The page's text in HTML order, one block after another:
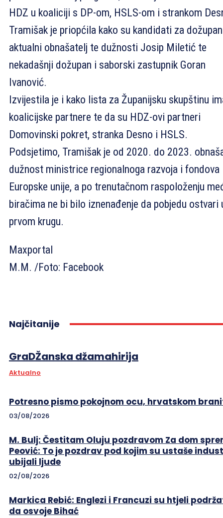
HDZ u koaliciji s DP-om, HSLS-om i strankom
Tramišak je priopćila kako su kandidati za
aktualni obnašatelj te dužnosti Josip Miletić te
nekadašnji dožupan i saborski zastupnik Goran
Ivanović.
Izvijestila je i kako lista za Županijsku skupštinu
koalicijske partnere te da su HDZ-ovi partneri
Domovinski pokret, stranka Desno i HSLS.
Podsjetimo, Tramišak je od 2020. do 2023.
dužnost ministrice regionalnoga razvoja i fondova
Europske unije, a po trenutačnom raspoloženju
biračima ne bi bilo iznenađenje da pobjedu ostvari
prvom krugu.
Maxportal
M.M. /Foto: Facebook
Najčitanije
GraDŽanska džamahirija
Aktualno
Potresno pismo pokojnom ocu, hrvatskom
03/08/2026
M. Bulj: Čestitam Oluju pozdravom Za dom
Peović: To je pozdrav pod kojim su ustaše
ubijali ljude
02/08/2026
Markica Rebić: Englezi i Francuzi su htjeli
da osvoje Bihać